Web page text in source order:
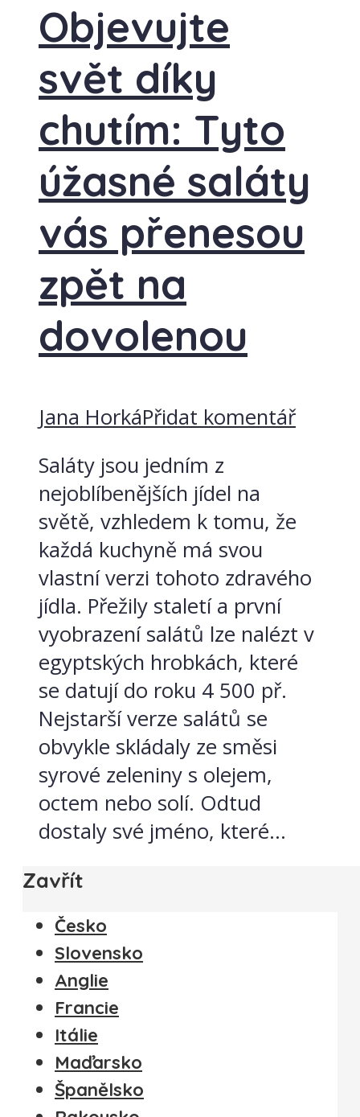
Objevujte
svět díky
chutím: Tyto
úžasné saláty
vás přenesou
zpět na
dovolenou
Jana HorkáPřidat komentář
Saláty jsou jedním z
nejoblíbenějších jídel na
světě, vzhledem k tomu, že
každá kuchyně má svou
vlastní verzi tohoto zdravého
jídla. Přežily staletí a první
vyobrazení salátů lze nalézt v
egyptských hrobkách, které
se datují do roku 4 500 př.
Nejstarší verze salátů se
obvykle skládaly ze směsi
syrové zeleniny s olejem,
octem nebo solí. Odtud
dostaly své jméno, které...
Zavřít
Česko
Slovensko
Anglie
Francie
Itálie
Maďarsko
Španělsko